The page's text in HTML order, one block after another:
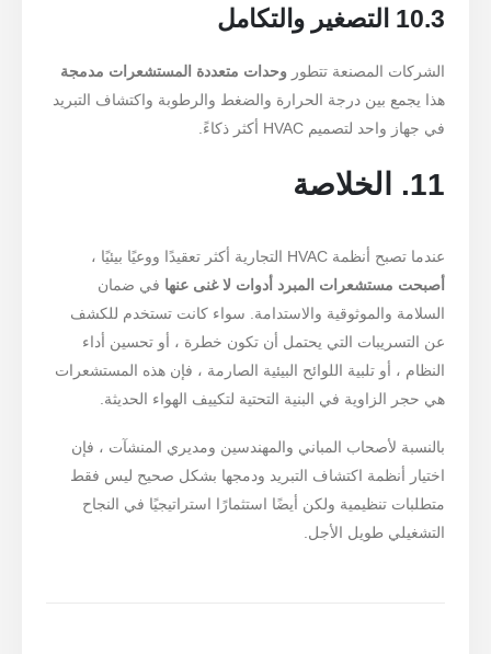
10.3 التصغير والتكامل
الشركات المصنعة تتطوروحدات متعددة المستشعرات مدمجة
هذا يجمع بين درجة الحرارة والضغط والرطوبة واكتشاف التبريد
في جهاز واحد لتصميم HVAC أكثر ذكاءً.
11. الخلاصة
عندما تصبح أنظمة HVAC التجارية أكثر تعقيدًا ووعيًا بيئيًا ،
أصبحت مستشعرات المبرد أدوات لا غنى عنها في ضمان
السلامة والموثوقية والاستدامة. سواء كانت تستخدم للكشف
عن التسريبات التي يحتمل أن تكون خطرة ، أو تحسين أداء
النظام ، أو تلبية اللوائح البيئية الصارمة ، فإن هذه المستشعرات
هي حجر الزاوية في البنية التحتية لتكييف الهواء الحديثة.
بالنسبة لأصحاب المباني والمهندسين ومديري المنشآت ، فإن
اختيار أنظمة اكتشاف التبريد ودمجها بشكل صحيح ليس فقط
متطلبات تنظيمية ولكن أيضًا استثمارًا استراتيجيًا في النجاح
التشغيلي طويل الأجل.
Whatsapp: +8618595618735